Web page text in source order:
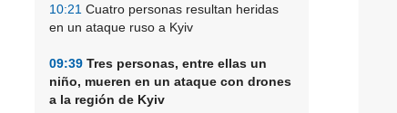
10:21 Cuatro personas resultan heridas
en un ataque ruso a Kyiv
09:39 Tres personas, entre ellas un
niño, mueren en un ataque con drones
a la región de Kyiv